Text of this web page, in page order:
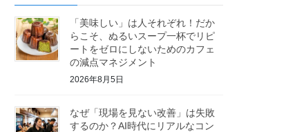
「美味しい」は人それぞれ！だか
らこそ、ぬるいスープ一杯でリピ
ートをゼロにしないためのカフェ
の減点マネジメント
2026年8月5日
なぜ「現場を見ない改善」は失敗
するのか？AI時代にリアルなコン